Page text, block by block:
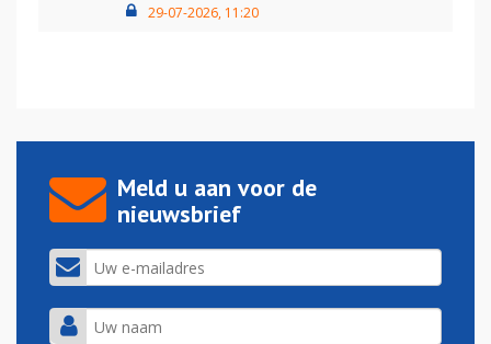
29-07-2026, 11:20
Meld u aan voor de
nieuwsbrief